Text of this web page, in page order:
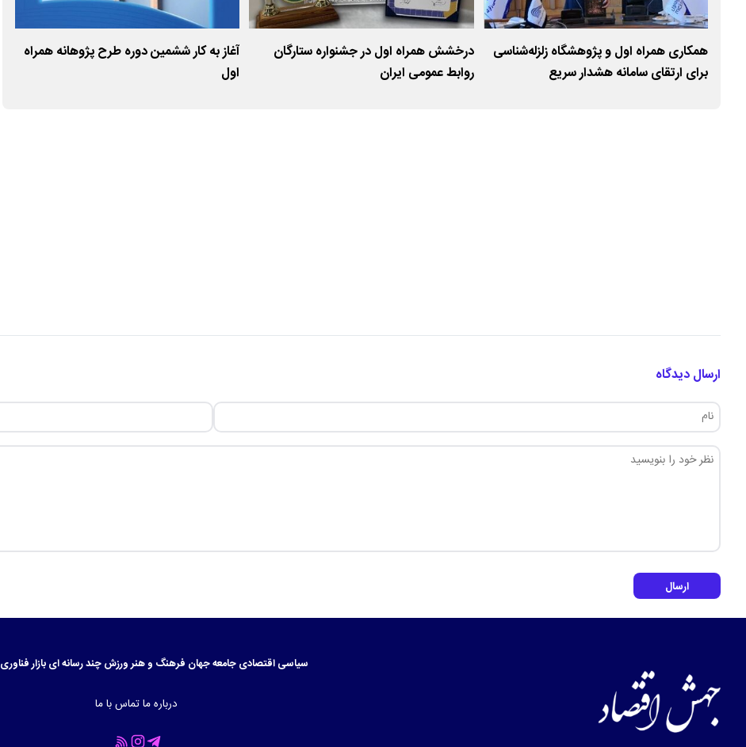
همکاری همراه اول و پژوهشگاه زلزله‌شناسی
برای ارتقای سامانه هشدار سریع
درخشش همراه اول در جشنواره ستارگان
روابط عمومی ایران
آغاز به کار ششمین دوره طرح پژوهانه همراه
اول
ارسال دیدگاه
ارسال
سیاسیاقتصادیجامعهجهان فرهنگ و هنرورزشچند رسانه ایبازارفناوری
درباره ماتماس با ما